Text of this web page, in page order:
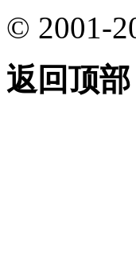
© 2001-
返回顶部